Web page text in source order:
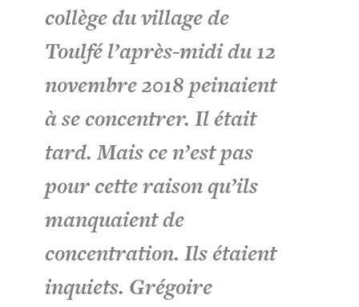
collège du village de
Toulfé l’après-midi du 12
novembre 2018 peinaient
à se concentrer. Il était
tard. Mais ce n’est pas
pour cette raison qu’ils
manquaient de
concentration. Ils étaient
inquiets. Grégoire